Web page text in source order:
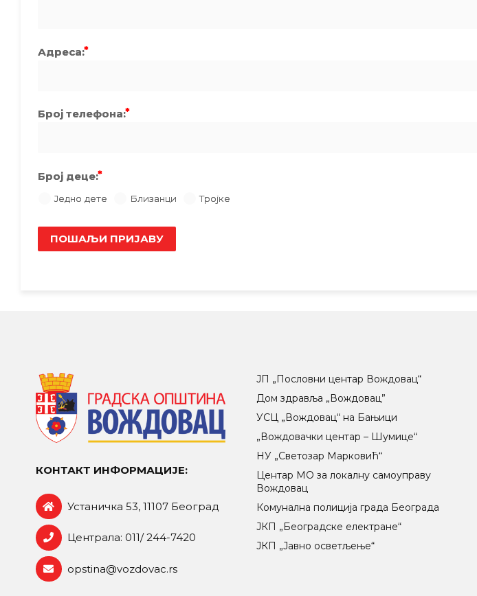
Адреса:
Број телефона:
Број деце:
Једно дете Близанци Тројке
ПОШАЉИ ПРИЈАВУ
КОНТАКТ ИНФОРМАЦИЈЕ:
Устаничка 53, 11107 Београд
Централа: 011/ 244-7420
opstina@vozdovac.rs
ЈП „Пословни центар Вождовац“
Дом здравља „Вождовац”
УСЦ „Вождовац“ на Бањици
„Вождовачки центар – Шумице“
НУ „Светозар Марковић“
Центар МO за локалну самоуправу
Вождовац
Комунална полиција града Београда
ЈКП „Београдске електране“
ЈКП „Јавно осветљење“